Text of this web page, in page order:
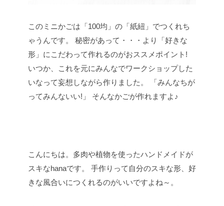
このミニかごは「100均」の「紙紐」でつくれち
ゃうんです。
秘密があって・・・より「好きな
形」にこだわって作れるのがおススメポイント!
いつか、これを元にみんなでワークショップした
いなって妄想しながら作りました。
「みんなちが
ってみんないい!」
そんなかごが作れますよ♪
こんにちは。多肉や植物を使ったハンドメイドが
スキなhanaです。
手作りって自分のスキな形、好
きな風合いにつくれるのがいいですよね～。